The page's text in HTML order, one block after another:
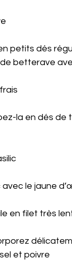
petits dés
betterave
la en dés de
avec le jaune
en filet très
et poivre